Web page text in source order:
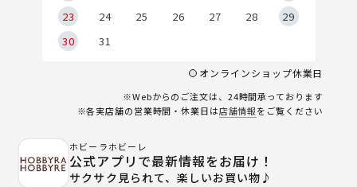
23
24 25 26 27 28
29
30
31
オンラインショップ休業日
※Webからのご注文は、24時間承っております
※各実店舗の営業時間・休業日は店舗情報をご覧ください
ホビーラホビーレ
公式アプリで最新情報をお届け！
サクサク見られて、楽しいお買い物♪